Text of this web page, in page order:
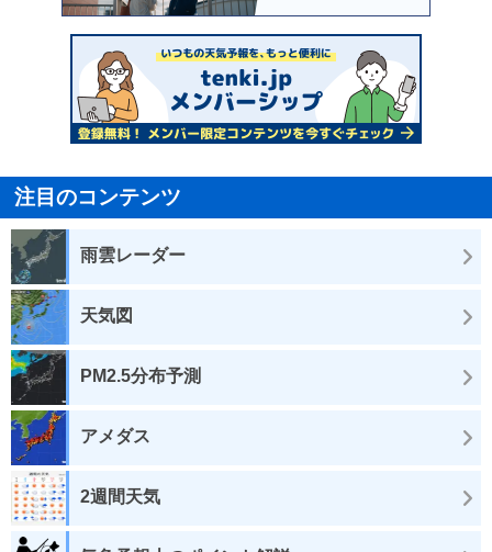
注目のコンテンツ
雨雲レーダー
天気図
PM2.5分布予測
アメダス
2週間天気